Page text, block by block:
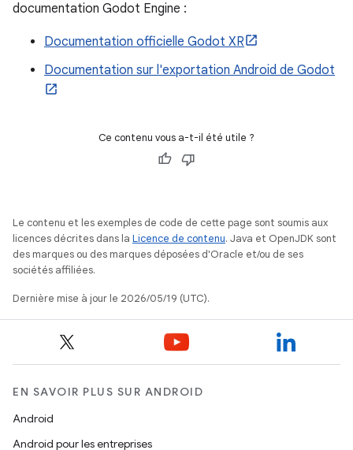
documentation Godot Engine :
Documentation officielle Godot XR
Documentation sur l'exportation Android de Godot
Ce contenu vous a-t-il été utile ?
Le contenu et les exemples de code de cette page sont soumis aux
licences décrites dans la Licence de contenu. Java et OpenJDK sont
des marques ou des marques déposées d'Oracle et/ou de ses
sociétés affiliées.
Dernière mise à jour le 2026/05/19 (UTC).
EN SAVOIR PLUS SUR ANDROID
Android
Android pour les entreprises